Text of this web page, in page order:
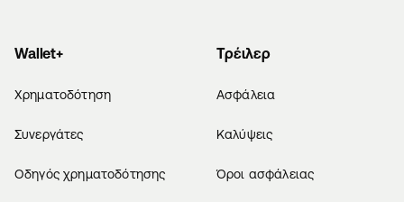
Wallet+
Χρηματοδότηση
Συνεργάτες
Οδηγός χρηματοδότησης
Τρέιλερ
Ασφάλεια
Καλύψεις
Όροι ασφάλειας